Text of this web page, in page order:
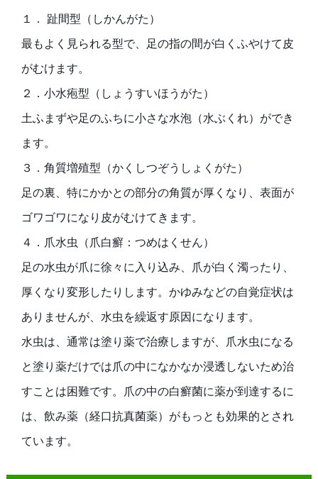
１． 趾間型（しかんがた）
最もよく見られる型で、足の指の間が白くふやけて皮
がむけます。
２．小水疱型（しょうすいほうがた）
土ふまずや足のふちに小さな水泡（水ぶくれ）ができ
ます。
３．角質増殖型（かくしつぞうしょくがた）
足の裏、特にかかとの部分の角質が厚くなり、表面が
ゴワゴワになり皮がむけてきます。
４．爪水虫（爪白癬：つめはくせん）
足の水虫が爪に徐々に入り込み、爪が白く濁ったり、
厚くなり変形したりします。かゆみなどの自覚症状は
ありませんが、水虫を繰返す原因になります。
水虫は、通常は塗り薬で治療しますが、爪水虫になる
と塗り薬だけでは爪の中になかなか浸透しないため治
すことは困難です。爪の中の白癬菌に薬が到達するに
は、飲み薬（経口抗真菌薬）がもっとも効果的とされ
ています。